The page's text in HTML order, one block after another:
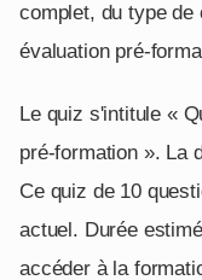
complet, du type
évaluation pré-
Le quiz s'intitule «
pré-formation ». La
Ce quiz de 10
actuel. Durée
accéder à la